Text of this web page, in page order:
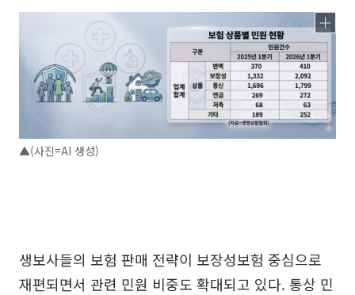
▲(사진=AI 생성)
생보사들의 보험 판매 전략이 보장성보험 중심으로
재편되면서 관련 민원 비중도 확대되고 있다. 통상 민